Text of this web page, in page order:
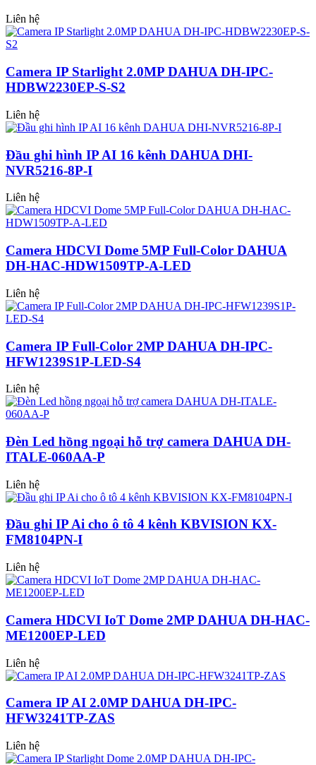
Liên hệ
Camera IP Starlight 2.0MP DAHUA DH-IPC-
HDBW2230EP-S-S2
Liên hệ
Đầu ghi hình IP AI 16 kênh DAHUA DHI-
NVR5216-8P-I
Liên hệ
Camera HDCVI Dome 5MP Full-Color DAHUA
DH-HAC-HDW1509TP-A-LED
Liên hệ
Camera IP Full-Color 2MP DAHUA DH-IPC-
HFW1239S1P-LED-S4
Liên hệ
Đèn Led hồng ngoại hỗ trợ camera DAHUA DH-
ITALE-060AA-P
Liên hệ
Đầu ghi IP Ai cho ô tô 4 kênh KBVISION KX-
FM8104PN-I
Liên hệ
Camera HDCVI IoT Dome 2MP DAHUA DH-HAC-
ME1200EP-LED
Liên hệ
Camera IP AI 2.0MP DAHUA DH-IPC-
HFW3241TP-ZAS
Liên hệ